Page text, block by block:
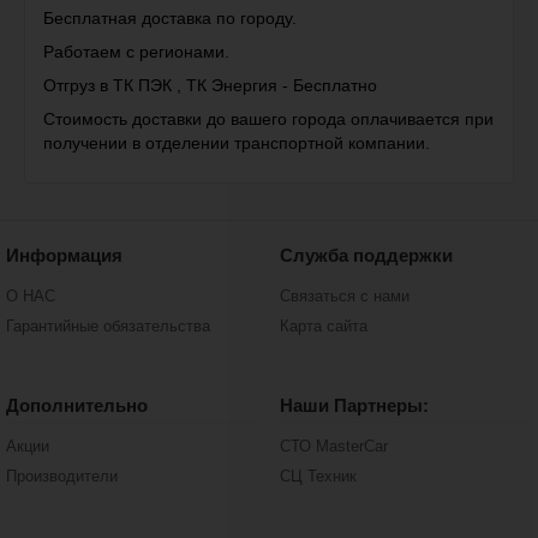
Бесплатная доставка по городу.
Работаем с регионами.
Отгруз в ТК ПЭК , ТК Энергия - Бесплатно
Стоимость доставки до вашего города оплачивается при
получении в отделении транспортной компании.
Информация
О НАС
Гарантийные обязательства
Служба поддержки
Связаться с нами
Карта сайта
Дополнительно
Акции
Производители
Наши Партнеры:
СТО MasterCar
СЦ Техник